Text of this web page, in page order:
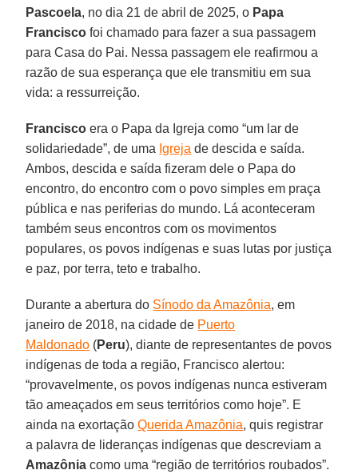
Pascoela, no dia 21 de abril de 2025, o Papa
Francisco foi chamado para fazer a sua passagem
para Casa do Pai. Nessa passagem ele reafirmou a
razão de sua esperança que ele transmitiu em sua
vida: a ressurreição.
Francisco era o Papa da Igreja como “um lar de
solidariedade”, de uma Igreja de descida e saída.
Ambos, descida e saída fizeram dele o Papa do
encontro, do encontro com o povo simples em praça
pública e nas periferias do mundo. Lá aconteceram
também seus encontros com os movimentos
populares, os povos indígenas e suas lutas por justiça
e paz, por terra, teto e trabalho.
Durante a abertura do Sínodo da Amazônia, em
janeiro de 2018, na cidade de Puerto
Maldonado (Peru), diante de representantes de povos
indígenas de toda a região, Francisco alertou:
“provavelmente, os povos indígenas nunca estiveram
tão ameaçados em seus territórios como hoje”. E
ainda na exortaçãoQuerida Amazônia, quis registrar
a palavra de lideranças indígenas que descreviam a
Amazônia como uma “região de territórios roubados”.